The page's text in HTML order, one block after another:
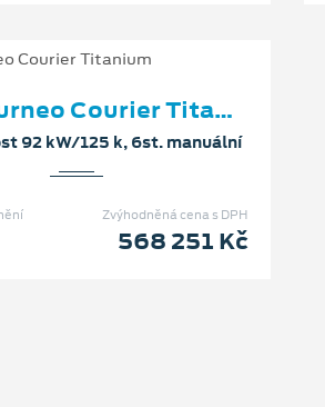
Ford Tourneo Courier Titanium
92 kW/125 k, 6st. manuální
Zvýhodněná cena s DPH
568 251 Kč